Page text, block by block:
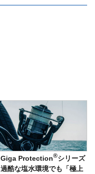
Giga Protection®シリーズ
過酷な塩水環境でも「極上